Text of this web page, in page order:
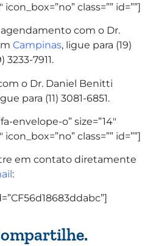
class=”” id=””]
com o Dr.
Campinas, ligue para (19)
3233-7911.
o Dr. Daniel Benitti
para (11) 3081-6851.
envelope-o” size=”14″
class=”” id=””]
em contato diretamente
: